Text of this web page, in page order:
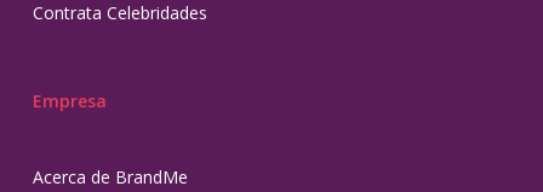
Contrata Celebridades
Empresa
Acerca de BrandMe